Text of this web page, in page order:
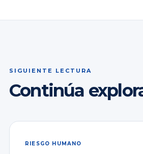
SIGUIENTE LECTURA
Continúa
RIESGO HUMANO